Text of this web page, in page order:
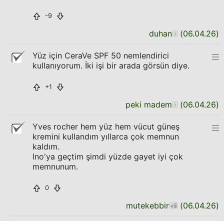
-9
duhan (06.04.26)
Yüz için CeraVe SPF 50 nemlendirici
kullanıyorum. İki işi bir arada görsün diye.
+1
peki madem (06.04.26)
Yves rocher hem yüz hem vücut güneş
kremini kullandım yıllarca çok memnun
kaldım.
Ino'ya geçtim şimdi yüzde gayet iyi çok
memnunum.
0
mutekebbir (06.04.26)